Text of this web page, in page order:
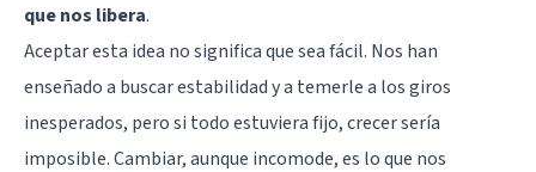
que nos libera.
Aceptar esta idea no significa que sea fácil. Nos han
enseñado a buscar estabilidad y a temerle a los giros
inesperados, pero si todo estuviera fijo, crecer sería
imposible. Cambiar, aunque incomode, es lo que nos